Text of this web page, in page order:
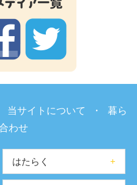
当サイトについて ・
暮ら
わせ
はたらく